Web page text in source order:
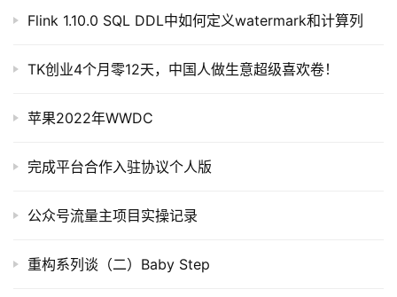
应
务
示
Flink 1.10.0 SQL DDL中如何定义watermark和计算列
TK创业4个月零12天，中国人做生意超级喜欢卷！
苹果2022年WWDC
完成平台合作入驻协议个人版
公众号流量主项目实操记录
重构系列谈（二）Baby Step